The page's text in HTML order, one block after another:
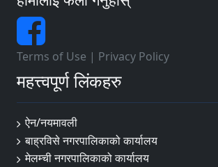
Terms of Use | Privacy Policy
महत्त्वपूर्ण लिंकहरु
ऐन/नयमावली
बाह्रविसे नगरपालिकाको कार्यालय
मेलम्ची नगरपालिकाको कार्यालय